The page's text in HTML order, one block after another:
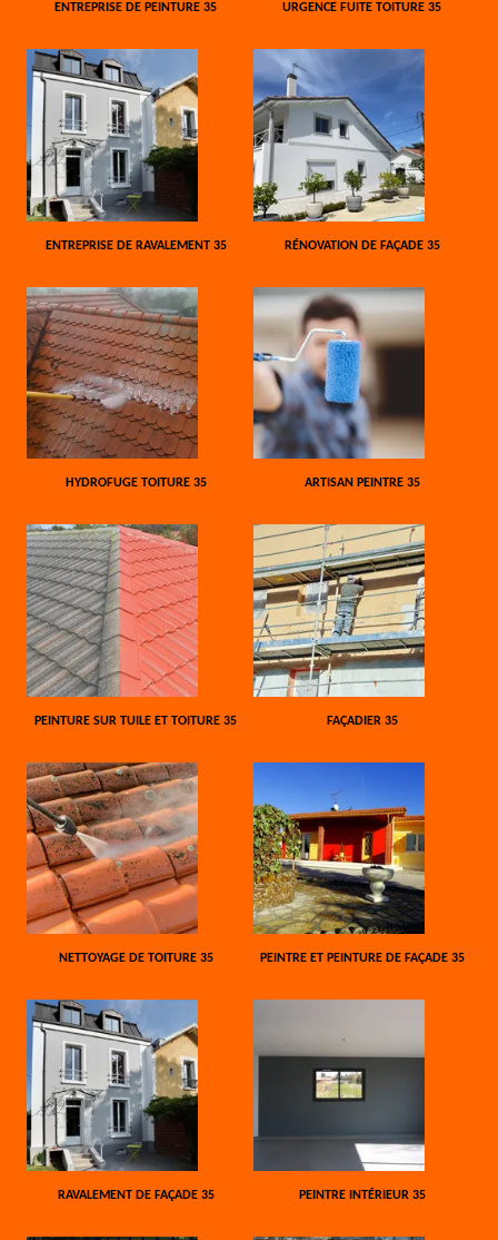
ENTREPRISE DE PEINTURE 35 URGENCE FUITE TOITURE 35
ENTREPRISE DE RAVALEMENT 35 RÉNOVATION DE FAÇADE 35
HYDROFUGE TOITURE 35 ARTISAN PEINTRE 35
PEINTURE SUR TUILE ET TOITURE 35 FAÇADIER 35
NETTOYAGE DE TOITURE 35 PEINTRE ET PEINTURE DE FAÇADE 35
RAVALEMENT DE FAÇADE 35 PEINTRE INTÉRIEUR 35